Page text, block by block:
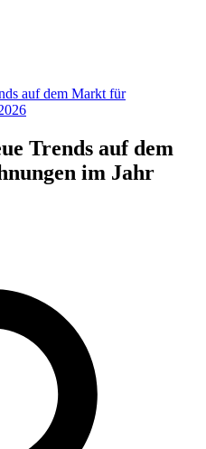
auf dem Markt für
Trends auf dem
im Jahr